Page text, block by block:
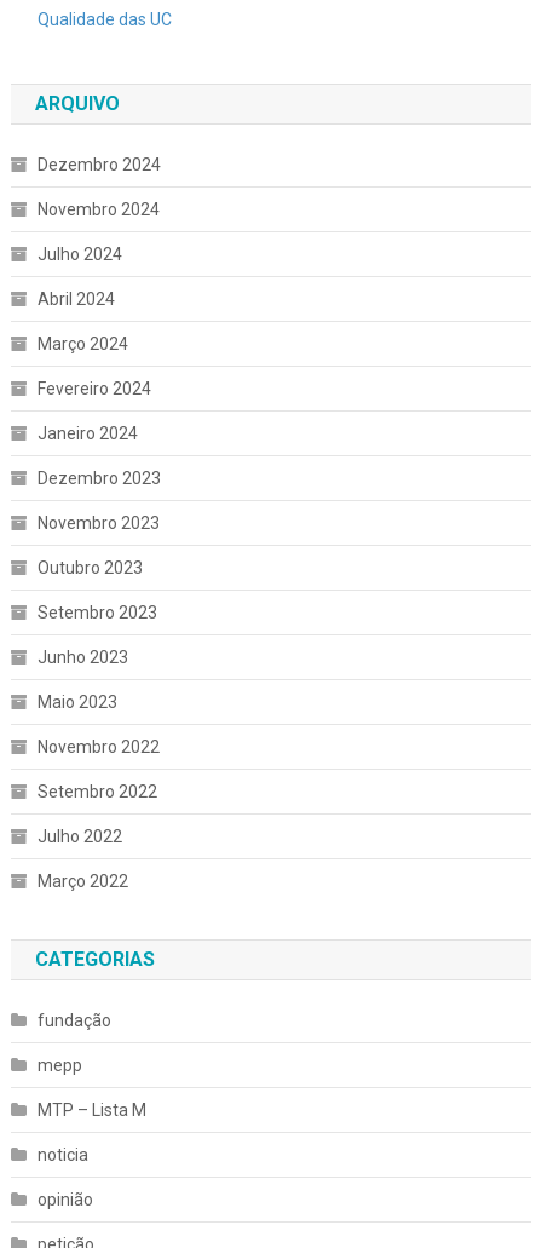
Qualidade das UC
ARQUIVO
Dezembro 2024
Novembro 2024
Julho 2024
Abril 2024
Março 2024
Fevereiro 2024
Janeiro 2024
Dezembro 2023
Novembro 2023
Outubro 2023
Setembro 2023
Junho 2023
Maio 2023
Novembro 2022
Setembro 2022
Julho 2022
Março 2022
CATEGORIAS
fundação
mepp
MTP – Lista M
noticia
opinião